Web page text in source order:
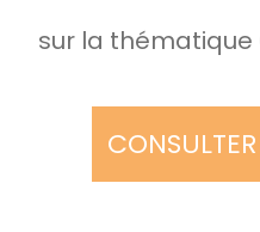
sur la thématique